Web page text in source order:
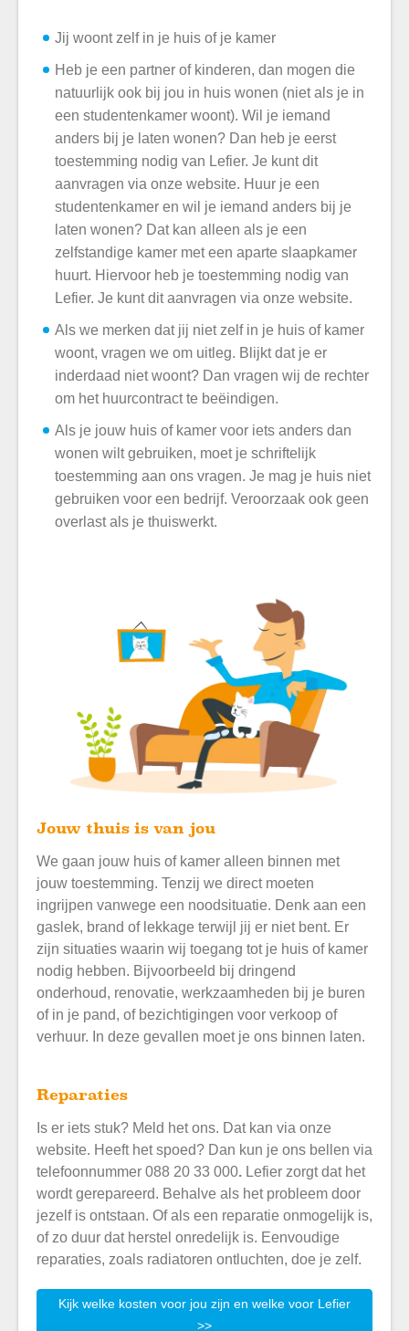
Jij woont zelf in je huis of je kamer
Heb je een partner of kinderen, dan mogen die
natuurlijk ook bij jou in huis wonen (niet als je in
een studentenkamer woont). Wil je iemand
anders bij je laten wonen? Dan heb je eerst
toestemming nodig van Lefier. Je kunt dit
aanvragen via onze website. Huur je een
studentenkamer en wil je iemand anders bij je
laten wonen? Dat kan alleen als je een
zelfstandige kamer met een aparte slaapkamer
huurt. Hiervoor heb je toestemming nodig van
Lefier. Je kunt dit aanvragen via onze website.
Als we merken dat jij niet zelf in je huis of kamer
woont, vragen we om uitleg. Blijkt dat je er
inderdaad niet woont? Dan vragen wij de rechter
om het huurcontract te beëindigen.
Als je jouw huis of kamer voor iets anders dan
wonen wilt gebruiken, moet je schriftelijk
toestemming aan ons vragen. Je mag je huis niet
gebruiken voor een bedrijf. Veroorzaak ook geen
overlast als je thuiswerkt.
Jouw thuis is van jou
We gaan jouw huis of kamer alleen binnen met
jouw toestemming. Tenzij we direct moeten
ingrijpen vanwege een noodsituatie. Denk aan een
gaslek, brand of lekkage terwijl jij er niet bent. Er
zijn situaties waarin wij toegang tot je huis of kamer
nodig hebben. Bijvoorbeeld bij dringend
onderhoud, renovatie, werkzaamheden bij je buren
of in je pand, of bezichtigingen voor verkoop of
verhuur. In deze gevallen moet je ons binnen laten.
Reparaties
Is er iets stuk? Meld het ons. Dat kan via onze
website. Heeft het spoed? Dan kun je ons bellen via
telefoonnummer 088 20 33 000. Lefier zorgt dat het
wordt gerepareerd. Behalve als het probleem door
jezelf is ontstaan. Of als een reparatie onmogelijk is,
of zo duur dat herstel onredelijk is. Eenvoudige
reparaties, zoals radiatoren ontluchten, doe je zelf.
Kijk welke kosten voor jou zijn en welke voor Lefier
>>